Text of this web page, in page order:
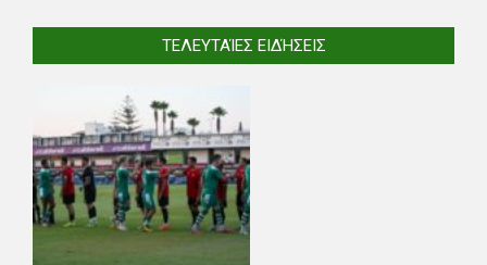
ΤΕΛΕΥΤΑΊΕΣ ΕΙΔΉΣΕΙΣ